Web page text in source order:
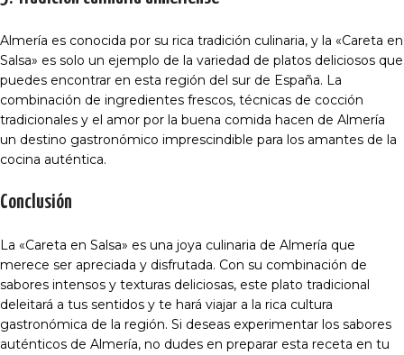
Almería es conocida por su rica tradición culinaria, y la «Careta en
Salsa» es solo un ejemplo de la variedad de platos deliciosos que
puedes encontrar en esta región del sur de España. La
combinación de ingredientes frescos, técnicas de cocción
tradicionales y el amor por la buena comida hacen de Almería
un destino gastronómico imprescindible para los amantes de la
cocina auténtica.
Conclusión
La «Careta en Salsa» es una joya culinaria de Almería que
merece ser apreciada y disfrutada. Con su combinación de
sabores intensos y texturas deliciosas, este plato tradicional
deleitará a tus sentidos y te hará viajar a la rica cultura
gastronómica de la región. Si deseas experimentar los sabores
auténticos de Almería, no dudes en preparar esta receta en tu